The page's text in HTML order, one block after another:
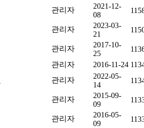
관리자
2021-12-
08
관리자
2023-03-
21
관리자
2017-10-
25
관리자 2016-11-24
관리자
2022-05-
14
관리자
2015-09-
09
관리자
2016-05-
09